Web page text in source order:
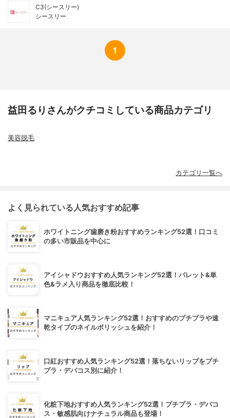
C3(シースリー)
シースリー
1
益田るりさんがクチコミしている商品カテゴリ
美容脱毛
カテゴリ一覧へ
よく見られている人気おすすめ記事
ホワイトニング歯磨き粉おすすめランキング52選！口コミ
の多い市販品を中心に
アイシャドウおすすめ人気ランキング52選！パレット&単
色&ラメ入り商品を徹底比較！
マニキュア人気ランキング52選！おすすめのプチプラや速
乾タイプのネイルポリッシュを紹介！
口紅おすすめ人気ランキング52選！落ちないリップをプチ
プラ・デパコス別に紹介！
化粧下地おすすめ人気ランキング52選！プチプラ・デパコ
ス・敏感肌向けナチュラル商品も登場！